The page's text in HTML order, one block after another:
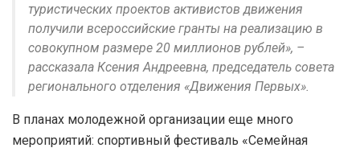
туристических проектов активистов движения
получили всероссийские гранты на реализацию в
совокупном размере 20 миллионов рублей», –
рассказала Ксения Андреевна, председатель совета
регионального отделения «Движения Первых».
В планах молодежной организации еще много
мероприятий: спортивный фестиваль «Семейная